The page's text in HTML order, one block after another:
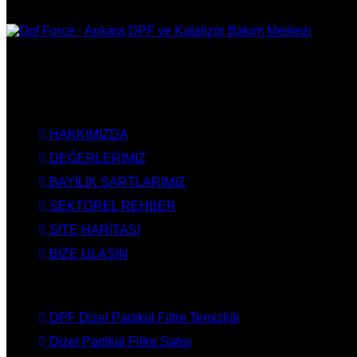
HAKKIMIZDA
DEĞERLERİMİZ
BAYİLİK ŞARTLARIMIZ
SEKTÖREL REHBER
SİTE HARİTASI
BİZE ULAŞIN
DPF Dizel Partikül Filtre Temizliği
Dizel Partikül Filtre Satışı